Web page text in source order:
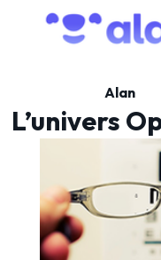
Alan
L’univers